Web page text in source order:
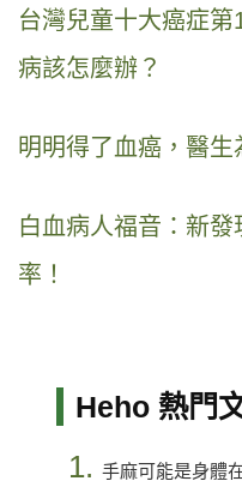
台灣兒童十大癌症
病該怎麼辦？
明明得了血癌，醫生
白血病人福音：新
率！
Heho 熱門
1. 手麻可能是身體